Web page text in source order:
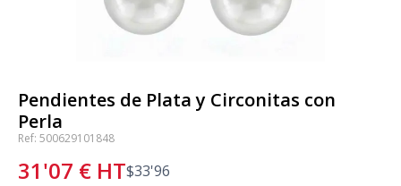
Pendientes de Plata y Circonitas con
Perla
Ref: 500629101848
31'07 € HT$33'96